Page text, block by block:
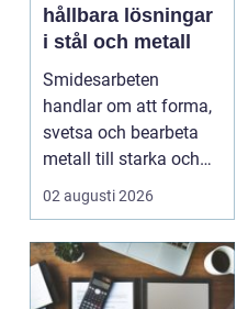
hållbara lösningar
i stål och metall
Smidesarbeten
handlar om att forma,
svetsa och bearbeta
metall till starka och
hållbara konstruktion...
02 augusti 2026